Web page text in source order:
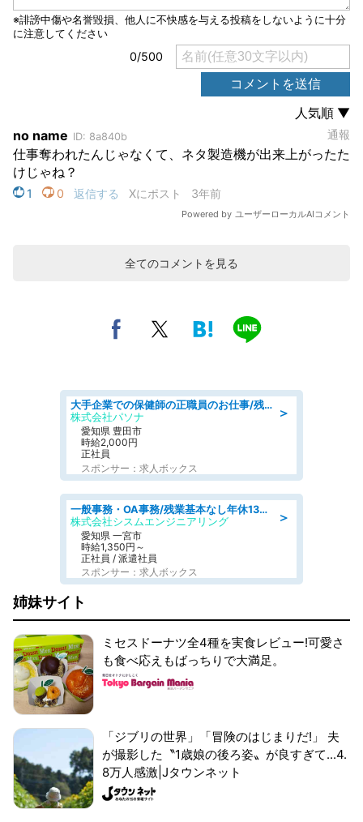
全てのコメントを見る
＞
大手企業での保健師の正職員のお仕事/残業なし/要資格:保健師
株式会社パソナ
愛知県 豊田市
時給2,000円
正社員
スポンサー：求人ボックス
＞
一般事務・OA事務/残業基本なし年休130日社保完備の一般・調達事務
株式会社シスムエンジニアリング
愛知県 一宮市
時給1,350円～
正社員 / 派遣社員
スポンサー：求人ボックス
姉妹サイト
ミセスドーナツ全4種を実食レビュー!可愛さ
も食べ応えもばっちりで大満足。
「ジブリの世界」「冒険のはじまりだ!」 夫
が撮影した〝1歳娘の後ろ姿〟が良すぎて...4.
8万人感激|Jタウンネット